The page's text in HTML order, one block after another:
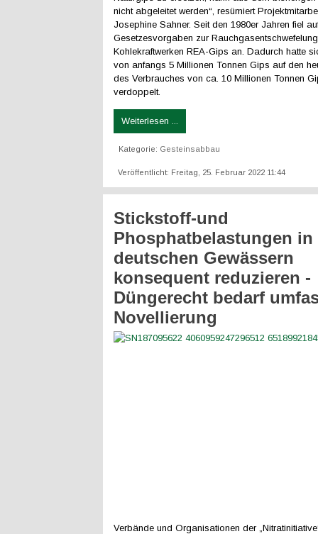
nicht abgeleitet werden“, resümiert
Josephine Sahner. Seit den 1980er Jahren fiel
Gesetzesvorgaben zur
Kohlekraftwerken REA-Gips an. Dadurch hatte
von anfangs 5 Millionen Tonnen Gips auf den
des Verbrauches von ca. 10 Millionen Tonnen
verdoppelt.
Weiterlesen ...
Kategorie: Gesteinsabbau
Veröffentlicht: Freitag, 25. Februar 2022 11:44
Stickstoff-und
Phosphatbelastungen in
deutschen Gewässern
konsequent reduzieren -
Düngerecht bedarf
Novellierung
Verbände und Organisationen der